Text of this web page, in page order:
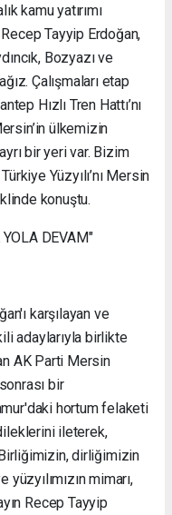
kamu yatırımı
Recep Tayyip Erdoğan,
Bozyazı ve
Çalışmaları etap
Hızlı Tren Hattı’nı
ülkemizin
bir yeri var. Bizim
Yüzyılı’nı Mersin
konuştu.
DEVAM"
karşılayan ve
adaylarıyla birlikte
AK Parti Mersin
bir
hortum felaketi
ileterek,
dirliğimizin
mimarı,
Recep Tayyip